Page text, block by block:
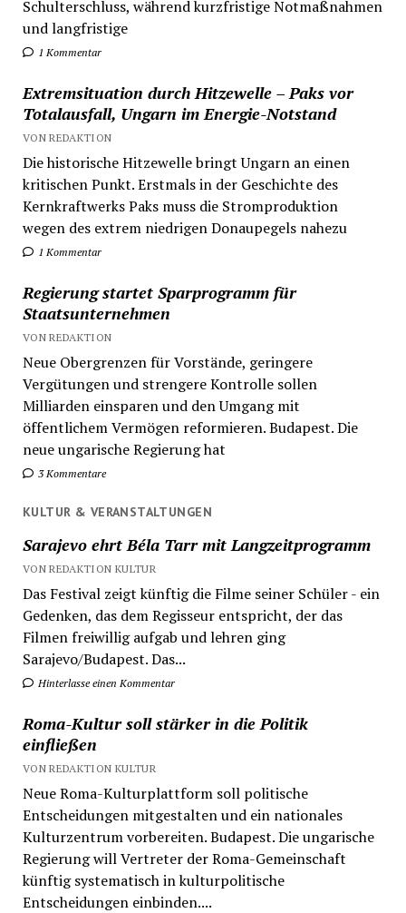
Schulterschluss, während kurzfristige Notmaßnahmen
und langfristige
1 Kommentar
Extremsituation durch Hitzewelle – Paks vor
Totalausfall, Ungarn im Energie-Notstand
VON REDAKTION
Die historische Hitzewelle bringt Ungarn an einen
kritischen Punkt. Erstmals in der Geschichte des
Kernkraftwerks Paks muss die Stromproduktion
wegen des extrem niedrigen Donaupegels nahezu
1 Kommentar
Regierung startet Sparprogramm für
Staatsunternehmen
VON REDAKTION
Neue Obergrenzen für Vorstände, geringere
Vergütungen und strengere Kontrolle sollen
Milliarden einsparen und den Umgang mit
öffentlichem Vermögen reformieren. Budapest. Die
neue ungarische Regierung hat
3 Kommentare
KULTUR & VERANSTALTUNGEN
Sarajevo ehrt Béla Tarr mit Langzeitprogramm
VON REDAKTION KULTUR
Das Festival zeigt künftig die Filme seiner Schüler - ein
Gedenken, das dem Regisseur entspricht, der das
Filmen freiwillig aufgab und lehren ging
Sarajevo/Budapest. Das...
Hinterlasse einen Kommentar
Roma-Kultur soll stärker in die Politik
einfließen
VON REDAKTION KULTUR
Neue Roma-Kulturplattform soll politische
Entscheidungen mitgestalten und ein nationales
Kulturzentrum vorbereiten. Budapest. Die ungarische
Regierung will Vertreter der Roma-Gemeinschaft
künftig systematisch in kulturpolitische
Entscheidungen einbinden....